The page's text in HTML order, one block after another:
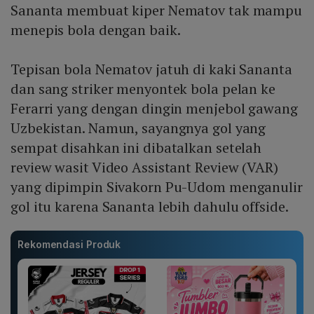
Sananta membuat kiper Nematov tak mampu
menepis bola dengan baik.
Tepisan bola Nematov jatuh di kaki Sananta
dan sang striker menyontek bola pelan ke
Ferarri yang dengan dingin menjebol gawang
Uzbekistan. Namun, sayangnya gol yang
sempat disahkan ini dibatalkan setelah
review wasit Video Assistant Review (VAR)
yang dipimpin Sivakorn Pu-Udom menganulir
gol itu karena Sananta lebih dahulu offside.
Rekomendasi Produk